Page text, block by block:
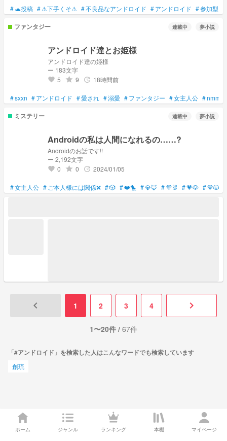
ホーム ジャンル ランキング 本棚 マイページ
#🐢投稿 #⚠下手くそ⚠ #不良品なアンドロイド #アンドロイド #参加型
ファンタジー 連載中 夢小説
アンドロイド達とお姫様
アンドロイド達の姫様
ー 183文字
favorite 5 grade 9 update 18時間前
#sxxn #アンドロイド #愛され #溺愛 #ファンタジー #女主人公 #nmmn
ミステリー 連載中 夢小説
Androidの私は人間になれるの……?
Androidのお話です!!
ー 2,192文字
favorite 0 grade 0 update 2024/01/05
#女主人公 # ご本人様には関係❌ #🎲 #❤️🐤 #💎🦊 #💜🐰 #💗🐶 #💙🐱
keyboard_arrow_left 1 2 3 4 keyboard_arrow_right
1〜20件 / 67件
「#アンドロイド」を検索した人はこんなワードでも検索しています
創琉